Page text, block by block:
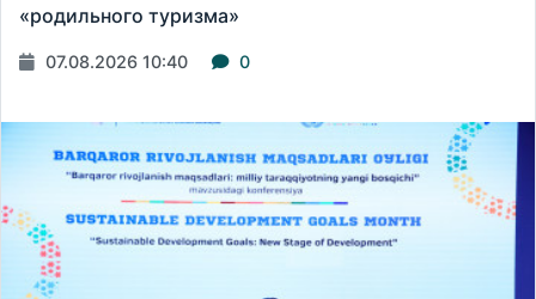
«родильного туризма»
07.08.2026 10:40 0